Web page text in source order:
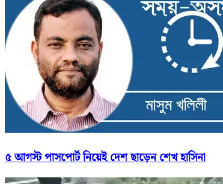
৫ আগস্ট পাসপোর্ট নিয়েই দেশ ছাড়েন শেখ হাসিনা